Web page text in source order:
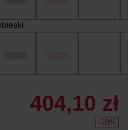
404,10 zł
-10%